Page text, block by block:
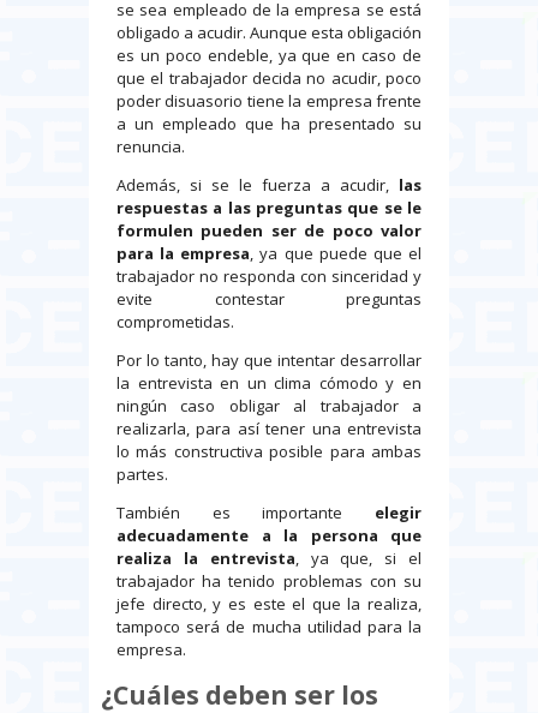
se sea empleado de la empresa se está
obligado a acudir. Aunque esta obligación
es un poco endeble, ya que en caso de
que el trabajador decida no acudir, poco
poder disuasorio tiene la empresa frente
a un empleado que ha presentado su
renuncia.
Además, si se le fuerza a acudir, las
respuestas a las preguntas que se le
formulen pueden ser de poco valor
para la empresa, ya que puede que el
trabajador no responda con sinceridad y
evite contestar preguntas
comprometidas.
Por lo tanto, hay que intentar desarrollar
la entrevista en un clima cómodo y en
ningún caso obligar al trabajador a
realizarla, para así tener una entrevista
lo más constructiva posible para ambas
partes.
También es importante elegir
adecuadamente a la persona que
realiza la entrevista, ya que, si el
trabajador ha tenido problemas con su
jefe directo, y es este el que la realiza,
tampoco será de mucha utilidad para la
empresa.
¿Cuáles deben ser los